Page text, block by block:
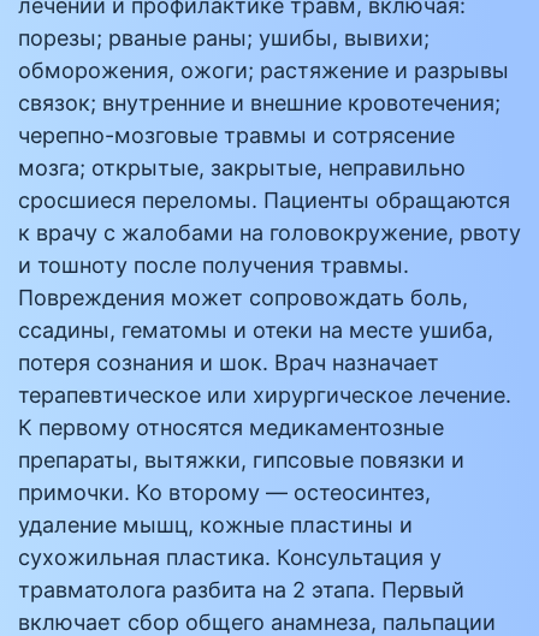
лечении и профилактике травм, включая:
порезы; рваные раны; ушибы, вывихи;
обморожения, ожоги; растяжение и разрывы
связок; внутренние и внешние кровотечения;
черепно-мозговые травмы и сотрясение
мозга; открытые, закрытые, неправильно
сросшиеся переломы. Пациенты обращаются
к врачу с жалобами на головокружение, рвоту
и тошноту после получения травмы.
Повреждения может сопровождать боль,
ссадины, гематомы и отеки на месте ушиба,
потеря сознания и шок. Врач назначает
терапевтическое или хирургическое лечение.
К первому относятся медикаментозные
препараты, вытяжки, гипсовые повязки и
примочки. Ко второму — остеосинтез,
удаление мышц, кожные пластины и
сухожильная пластика. Консультация у
травматолога разбита на 2 этапа. Первый
включает сбор общего анамнеза, пальпации